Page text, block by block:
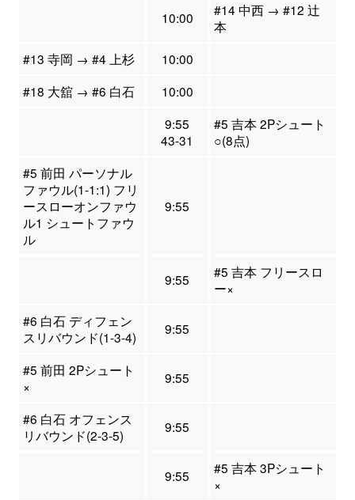
10:00
#14 中西 → #12 辻
本
#13 寺岡 → #4 上杉
10:00
#18 大舘 → #6 白石
10:00
9:55
43-31
#5 吉本 2Pシュート
○(8点)
#5 前田 パーソナル
ファウル(1-1:1) フリ
ースローオンファウ
ル1 シュートファウ
ル
9:55
9:55
#5 吉本 フリースロ
ー×
#6 白石 ディフェン
スリバウンド(1-3-4)
9:55
#5 前田 2Pシュート
×
9:55
#6 白石 オフェンス
リバウンド(2-3-5)
9:55
9:55
#5 吉本 3Pシュート
×